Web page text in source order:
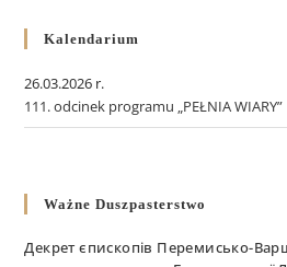
Kalendarium
26.03.2026 r.
111. odcinek programu „PEŁNIA WIARY”
Ważne Duszpasterstwo
Декрет єпископів Перемисько-